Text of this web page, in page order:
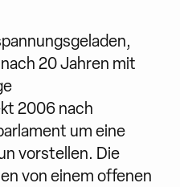
20 Jahren mit
2006 nach
um eine
vorstellen. Die
von einem offenen